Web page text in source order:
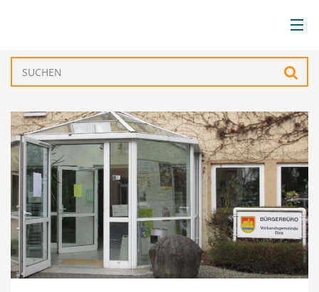
BÜRGERSERVICE
VERWALTUNG
GEMEINDEN
TOURISMUS & FREIZEIT
WIRTSCHAFT